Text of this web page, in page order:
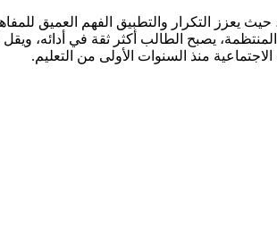
التكرار والتطبيق الفهم العميق
يصبح الطالب أكثر ثقة في أدائه، ويقل
منذ السنوات الأولى من التعليم.